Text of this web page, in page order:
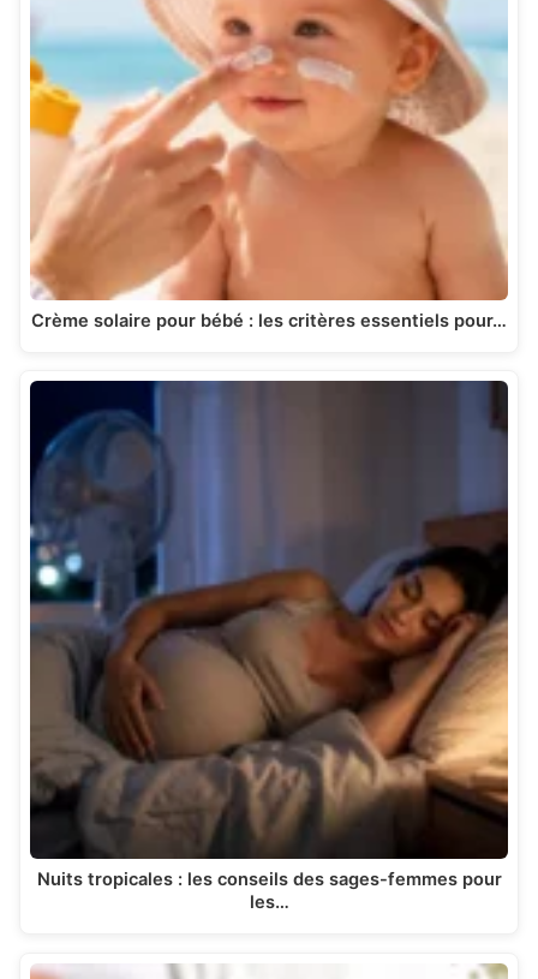
Crème solaire pour bébé : les critères essentiels pour…
Nuits tropicales : les conseils des sages-femmes pour
les…